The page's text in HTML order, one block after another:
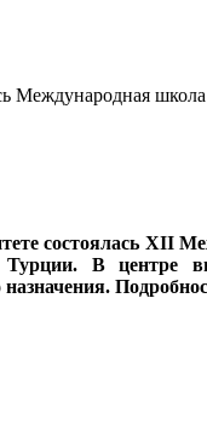
Международная
состоялась XII
В центре